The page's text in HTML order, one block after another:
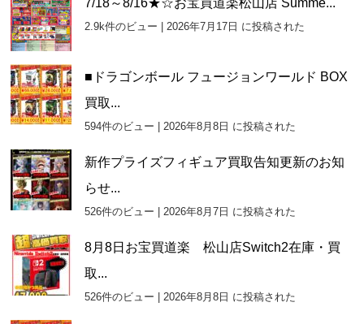
2.9k件のビュー 2026年7月17日 に投稿された
■ドラゴンボール フュージョンワールド BOX
買取...
594件のビュー 2026年8月8日 に投稿された
新作プライズフィギュア買取告知更新のお知
らせ...
526件のビュー 2026年8月7日 に投稿された
8月8日お宝買道楽 松山店Switch2在庫・買
取...
526件のビュー 2026年8月8日 に投稿された